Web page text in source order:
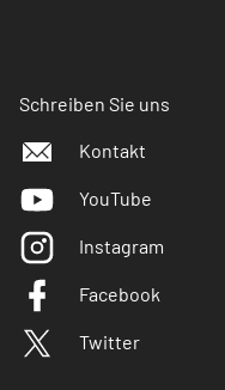
Schreiben Sie uns
Kontakt
YouTube
Instagram
Facebook
Twitter